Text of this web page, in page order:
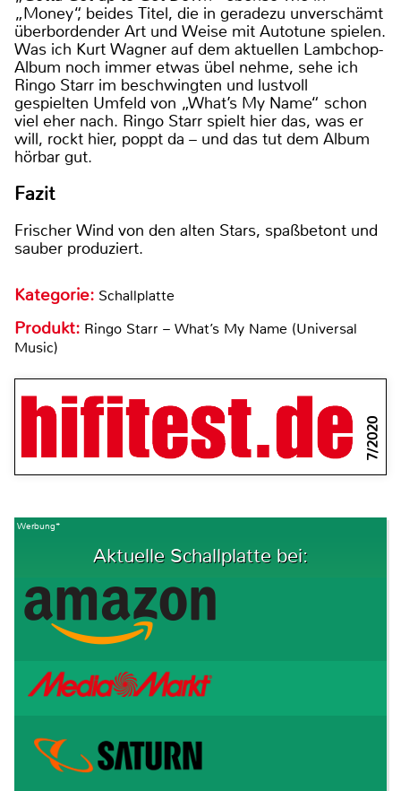
„Money“, beides Titel, die in geradezu unverschämt
überbordender Art und Weise mit Autotune spielen.
Was ich Kurt Wagner auf dem aktuellen Lambchop-
Album noch immer etwas übel nehme, sehe ich
Ringo Starr im beschwingten und lustvoll
gespielten Umfeld von „What’s My Name“ schon
viel eher nach. Ringo Starr spielt hier das, was er
will, rockt hier, poppt da – und das tut dem Album
hörbar gut.
Fazit
Frischer Wind von den alten Stars, spaßbetont und
sauber produziert.
Kategorie: Schallplatte
Produkt: Ringo Starr – What’s My Name (Universal
Music)
7/2020
Werbung*
Aktuelle Schallplatte bei: